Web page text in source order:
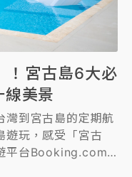
！宮古島6大必
美景
灣到宮古島的定期航
遊玩，感受「宮古
平台Booking.com
包含海龜浮潛與透